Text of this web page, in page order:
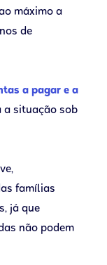
máximo a
de
a pagar e a
a situação sob
famílias
já que
não podem